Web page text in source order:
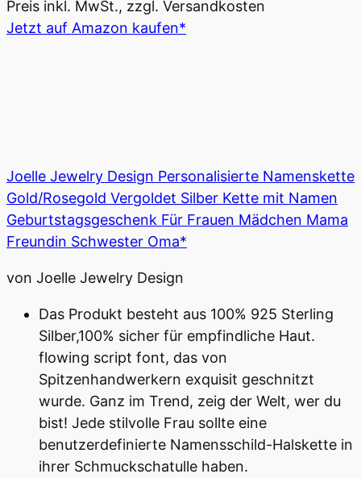
Preis inkl. MwSt., zzgl. Versandkosten
Jetzt auf Amazon kaufen*
Joelle Jewelry Design Personalisierte Namenskette
Gold/Rosegold Vergoldet Silber Kette mit Namen
Geburtstagsgeschenk Für Frauen Mädchen Mama
Freundin Schwester Oma*
von Joelle Jewelry Design
Das Produkt besteht aus 100% 925 Sterling
Silber,100% sicher für empfindliche Haut.
flowing script font, das von
Spitzenhandwerkern exquisit geschnitzt
wurde. Ganz im Trend, zeig der Welt, wer du
bist! Jede stilvolle Frau sollte eine
benutzerdefinierte Namensschild-Halskette in
ihrer Schmuckschatulle haben.